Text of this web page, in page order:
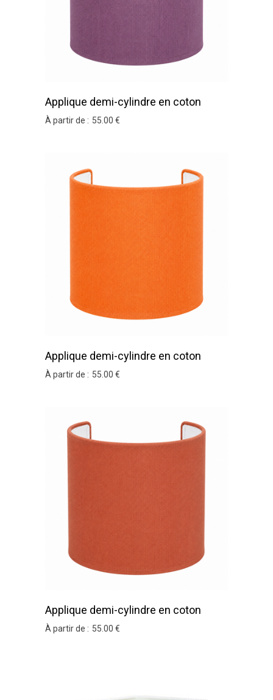
Applique demi-cylindre en coton
aubergine
À partir de : 55 .00 €
Applique demi-cylindre en coton
orange
À partir de : 55 .00 €
Applique demi-cylindre en coton
teracotta
À partir de : 55 .00 €